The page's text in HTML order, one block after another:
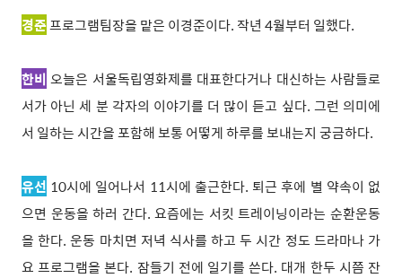
경준프로그램팀장을 맡은 이경준이다. 작년 4월부터 일했다.
한비 오늘은 서울독립영화제를 대표한다거나 대신하는 사람들로
서가 아닌 세 분 각자의 이야기를 더 많이 듣고 싶다. 그런 의미에
서 일하는 시간을 포함해 보통 어떻게 하루를 보내는지 궁금하다.
유선 10시에 일어나서 11시에 출근한다. 퇴근 후에 별 약속이 없
으면 운동을 하러 간다. 요즘에는 서킷 트레이닝이라는 순환운동
을 한다. 운동 마치면 저녁 식사를 하고 두 시간 정도 드라마나 가
요 프로그램을 본다. 잠들기 전에 일기를 쓴다. 대개 한두 시쯤 잔